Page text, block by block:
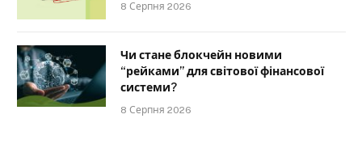
8 Серпня 2026
Чи стане блокчейн новими
“рейками” для світової фінансової
системи?
8 Серпня 2026